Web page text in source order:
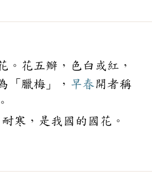
。花五瓣，色白或紅，
「臘梅」， 早春開者稱
耐寒，是我國的國花。